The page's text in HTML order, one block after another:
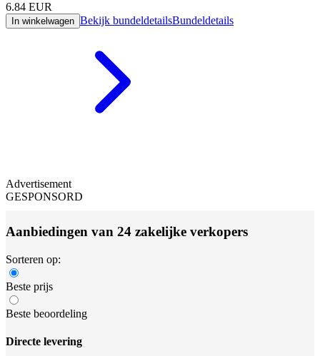
6.84 EUR
In winkelwagen Bekijk bundeldetailsBundeldetails
Advertisement
GESPONSORD
Aanbiedingen van 24 zakelijke verkopers
Sorteren op:
Beste prijs
Beste beoordeling
Directe levering